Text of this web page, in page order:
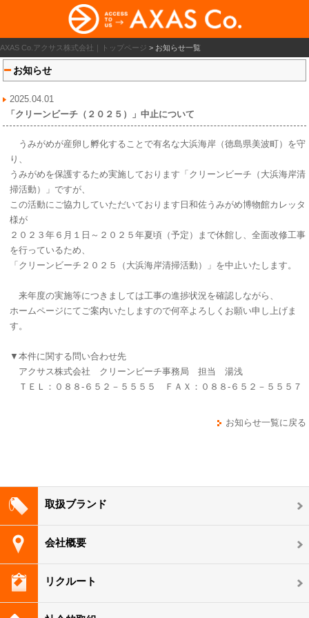
取扱ブランド
会社概要
リクルート
AXAS Co.アクサス株式会社｜トップページ > お知らせ一覧
お知らせ
2025.04.01
「クリーンビーチ（２０２５）」中止について
うみがめが産卵し孵化することで有名な大浜海岸（徳島県美波町） を守
り、
うみがめを保護するため実施しております「クリーンビーチ（ 大浜海岸清
掃活動）」ですが、
この活動にご協力していただいております日和佐うみがめ博物館カ レッタ
様が
２０２３年６月１日～２０２５年夏頃（予定）まで休館し、全面改修工事
を行っているため、
「クリーンビーチ２０２５（大浜海岸清掃活動）」 を中止いたします。
来年度の実施等につきましては工事の進捗状況を確認しながら、
ホームページにてご案内いたしますので何卒よろしくお願い申し上げま
す。
▼本件に関する問い合わせ先
アクサス株式会社 クリーンビーチ事務局 担当 湯浅
ＴＥＬ：０８８-６５２－５５５５ ＦＡＸ：０８８-６５２－５５５７
お知らせ一覧に戻る